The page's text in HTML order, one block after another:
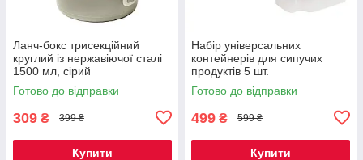
Ланч-бокс трисекційний
круглий із нержавіючої сталі
1500 мл, сірий
Готово до відправки
309 ₴ 399 ₴
Купити
Набір універсальних
контейнерів для сипучих
продуктів 5 шт.
Готово до відправки
499 ₴ 599 ₴
Купити